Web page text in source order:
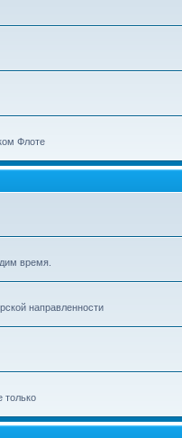
Флоте
время.
направленности
только